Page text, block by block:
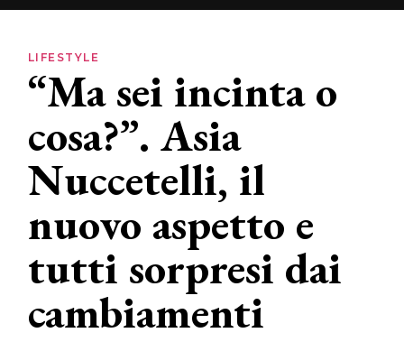
Lifestyle
News
News
dalle
aziende
LIFESTYLE
“Ma sei incinta o
cosa?”. Asia
Nuccetelli, il
nuovo aspetto e
tutti sorpresi dai
cambiamenti